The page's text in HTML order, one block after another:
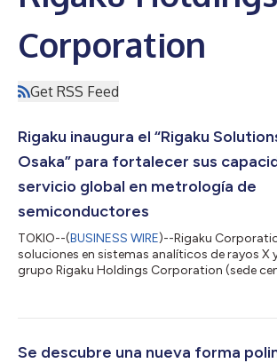
Corporation
Get RSS Feed
Rigaku inaugura el “Rigaku
Osaka” para fortalecer sus
servicio global en metrología de
semiconductores
TOKIO--(BUSINESS WIRE)--Rigaku
soluciones en sistemas analíticos de rayos X
grupo Rigaku Holdings Corporation (sede
planta de Osaka. Estas instalaciones
de campo que dan soporte a los sistemas
Se descubre una nueva forma